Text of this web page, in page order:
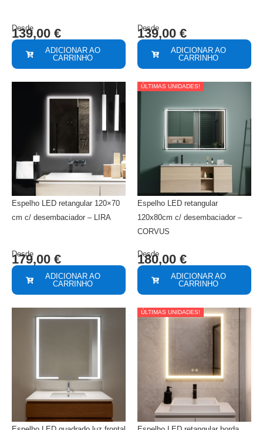
ADICIONAR AO
CARRINHO
Desde
139,00 €
ADICIONAR AO
CARRINHO
Desde
139,00 €
Espelho LED retangular 120×70
cm c/ desembaciador – LIRA
ADICIONAR AO
CARRINHO
Desde
179,00 €
ÚLTIMAS UNIDADES!
Espelho LED retangular
120x80cm c/ desembaciador –
CORVUS
ADICIONAR AO
CARRINHO
Desde
180,00 €
ÚLTIMAS UNIDADES!